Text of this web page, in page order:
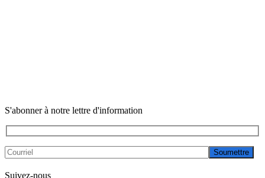
S'abonner à notre lettre d'information
Soumettre
Suivez-nous